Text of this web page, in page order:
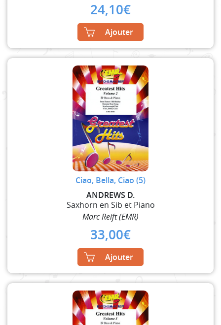
24,10€
Ajouter
Ciao, Bella, Ciao (5)
ANDREWS D.
Saxhorn en Sib et Piano
Marc Reift (EMR)
33,00€
Ajouter